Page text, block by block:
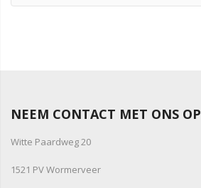
NEEM CONTACT MET ONS OP
Witte Paardweg 20
1521 PV Wormerveer